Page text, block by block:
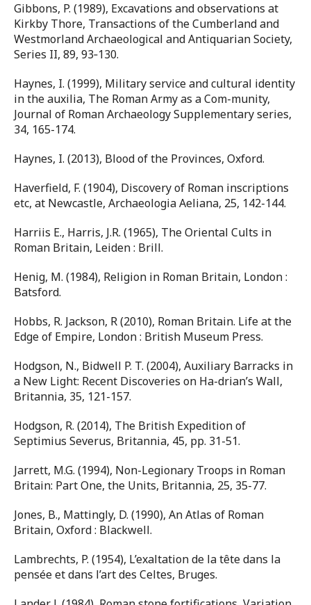
Gibbons, P. (1989), Excavations and observations at
Kirkby Thore, Transactions of the Cumberland and
Westmorland Archaeological and Antiquarian Society,
Series II, 89, 93‐130.
Haynes, I. (1999), Military service and cultural identity
in the auxilia, The Roman Army as a Com-munity,
Journal of Roman Archaeology Supplementary series,
34, 165-174.
Haynes, I. (2013), Blood of the Provinces, Oxford.
Haverfield, F. (1904), Discovery of Roman inscriptions
etc, at Newcastle, Archaeologia Aeliana, 25, 142-144.
Harriis E., Harris, J.R. (1965), The Oriental Cults in
Roman Britain, Leiden : Brill.
Henig, M. (1984), Religion in Roman Britain, London :
Batsford.
Hobbs, R. Jackson, R (2010), Roman Britain. Life at the
Edge of Empire, London : British Museum Press.
Hodgson, N., Bidwell P. T. (2004), Auxiliary Barracks in
a New Light: Recent Discoveries on Ha-drian’s Wall,
Britannia, 35, 121-157.
Hodgson, R. (2014), The British Expedition of
Septimius Severus, Britannia, 45, pp. 31-51.
Jarrett, M.G. (1994), Non-Legionary Troops in Roman
Britain: Part One, the Units, Britannia, 25, 35-77.
Jones, B., Mattingly, D. (1990), An Atlas of Roman
Britain, Oxford : Blackwell.
Lambrechts, P. (1954), L’exaltation de la tête dans la
pensée et dans l’art des Celtes, Bruges.